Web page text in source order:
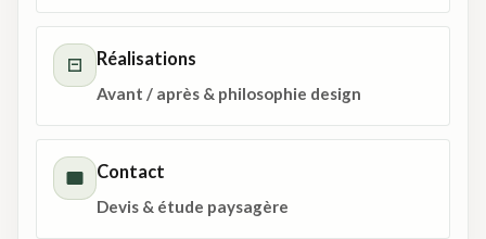
Réalisations
Avant / après & philosophie design
Contact
Devis & étude paysagère